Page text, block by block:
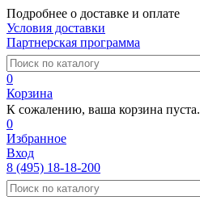
Подробнее о доставке и оплате
Условия доставки
Партнерская программа
0
Корзина
К сожалению, ваша корзина пуста.
0
Избранное
Вход
8 (495) 18-18-200